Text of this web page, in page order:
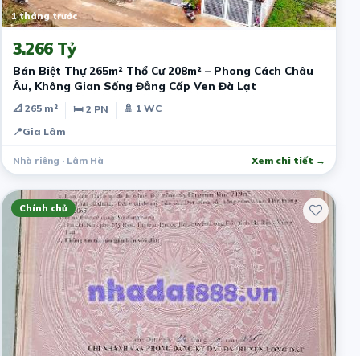
1 tháng trước
3.266 Tỷ
Bán Biệt Thự 265m² Thổ Cư 208m² – Phong Cách Châu
Âu, Không Gian Sống Đẳng Cấp Ven Đà Lạt
📐 265 m² 🛏 2 PN
🚿 1 WC
📍Gia Lâm
Nhà riêng · Lâm Hà Xem chi tiết →
Chính chủ